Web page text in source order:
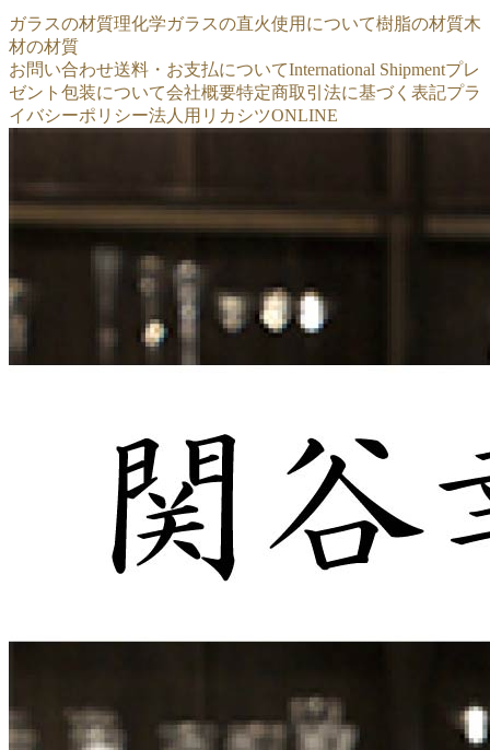
ガラスの材質理化学ガラスの直火使用について樹脂の材質木
材の材質
お問い合わせ送料・お支払についてInternational Shipmentプレ
ゼント包装について会社概要特定商取引法に基づく表記プラ
イバシーポリシー法人用リカシツONLINE